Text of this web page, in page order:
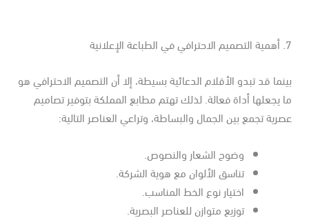
قد تبدو الأقلام الدعائية بسيطة، إلا أن التصميم الاحترافي هو
يجعلها أداة فعالة. لذلك تهتم مطابع المملكة بتوفير تصاميم
تجمع بين الجمال والبساطة، وتراعي العناصر التالية:
وضوح الشعار والنصوص.
تناسق الألوان مع هوية الشركة.
اختيار نوع الخط المناسب.
توزيع متوازن للعناصر البصرية.